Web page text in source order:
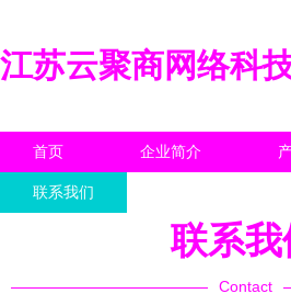
江苏云聚商网络科
首页 企业简介
联系我们
联系我
Contact